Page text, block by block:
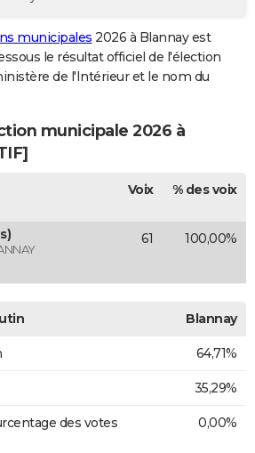
municipales 2026 à Blannay est
le résultat officiel de l'élection
de l'Intérieur et le nom du
municipale 2026 à
Voix % des voix
61 100,00%
Blannay
64,71%
35,29%
des votes
0,00%